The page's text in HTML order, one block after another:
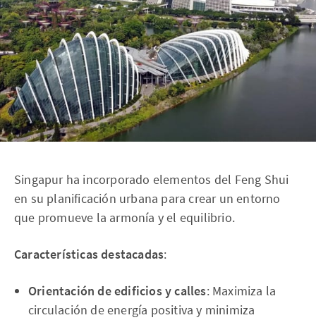
Singapur ha incorporado elementos del Feng Shui
en su planificación urbana para crear un entorno
que promueve la armonía y el equilibrio.
Características destacadas:
Orientación de edificios y calles: Maximiza la
circulación de energía positiva y minimiza